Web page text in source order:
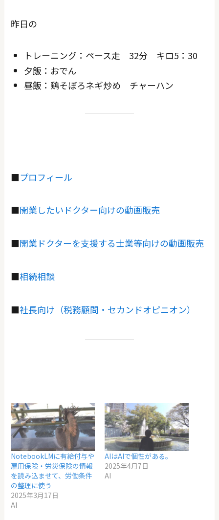
昨日の
トレーニング：ペース走 32分 キロ5：30
夕飯：おでん
昼飯：鶏そぼろネギ炒め チャーハン
■プロフィール
■開業したいドクター向けの動画販売
■開業ドクターを支援する士業等向けの動画販売
■相続相談
■社長向け（税務顧問・セカンドオピニオン）
NotebookLMに有給付与や
雇用保険・労災保険の情報
を読み込ませて、労働条件
の整理に使う
2025年3月17日
AI
AIはAIで個性がある。
2025年4月7日
AI